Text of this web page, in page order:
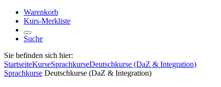
Warenkorb
Kurs-Merkliste
Suche
Sie befinden sich hier:
StartseiteKurseSprachkurseDeutschkurse (DaZ & Integration)
Sprachkurse Deutschkurse (DaZ & Integration)